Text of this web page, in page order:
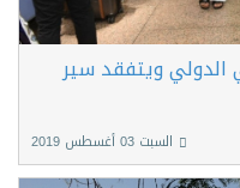
ويتفقد سير
السبت 03 أغسطس 2019